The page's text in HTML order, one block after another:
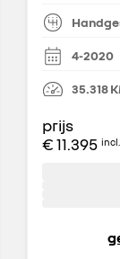
4-2020
35.318
prijs
€ 11.395